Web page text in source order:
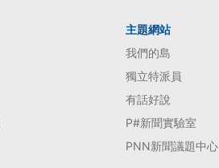
主題網站
我們的島
獨立特派員
有話好說
P#新聞實驗室
PNN新聞議題中心